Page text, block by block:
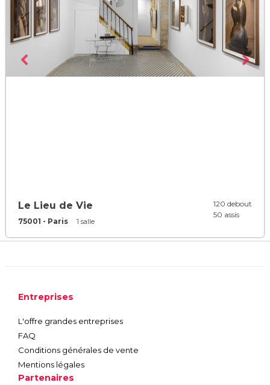
Le Lieu de Vie
75001 - Paris 1 salle
120 debout
50 assis
Entreprises
L'offre grandes entreprises
FAQ
Conditions générales de vente
Mentions légales
Partenaires